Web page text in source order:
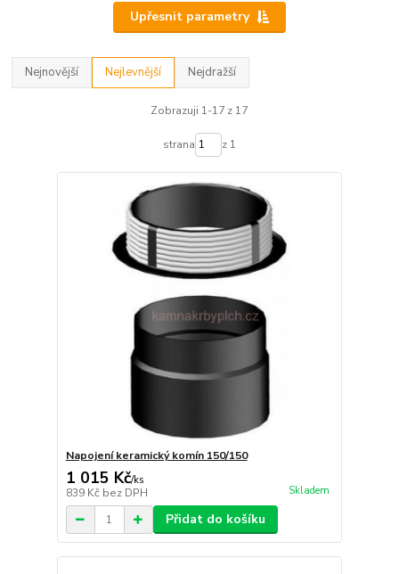
Upřesnit parametry
Nejnovější Nejlevnější Nejdražší
Zobrazuji 1-17 z 17
strana z 1
Napojení keramický komín 150/150
1 015 Kč/ks
839 Kč bez DPH Skladem
Přidat do košíku